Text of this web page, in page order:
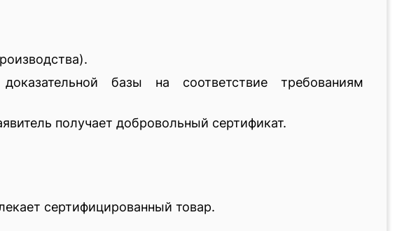
базы на соответствие требованиям
получает добровольный сертификат.
сертифицированный товар.